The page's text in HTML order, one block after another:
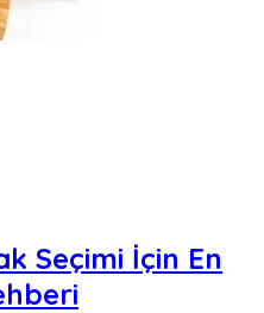
Seçimi İçin En